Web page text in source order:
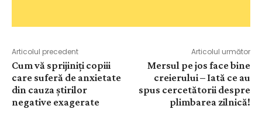
Articolul precedent
Cum vă sprijiniți copiii
care suferă de anxietate
din cauza știrilor
negative exagerate
Articolul următor
Mersul pe jos face bine
creierului – Iată ce au
spus cercetătorii despre
plimbarea zilnică!